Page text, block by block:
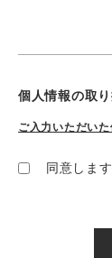
個人情報の取
ご入力いただい
同意します